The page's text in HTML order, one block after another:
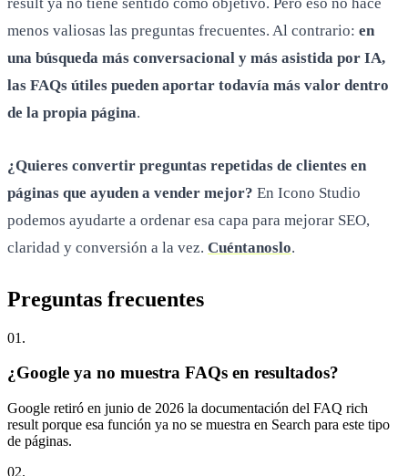
menos valiosas las preguntas frecuentes. Al contrario: en
una búsqueda más conversacional y más asistida por IA,
las FAQs útiles pueden aportar todavía más valor dentro
de la propia página.
¿Quieres convertir preguntas repetidas de clientes en
páginas que ayuden a vender mejor? En Icono Studio
podemos ayudarte a ordenar esa capa para mejorar SEO,
claridad y conversión a la vez. Cuéntanoslo.
Preguntas frecuentes
01 .
¿Google ya no muestra FAQs en resultados?
Google retiró en junio de 2026 la documentación del FAQ rich
result porque esa función ya no se muestra en Search para este tipo
de páginas.
02.